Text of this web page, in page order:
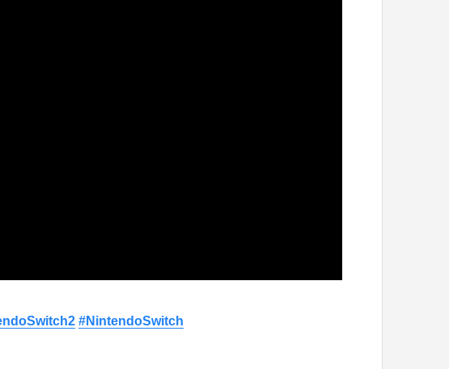
#NintendoSwitch